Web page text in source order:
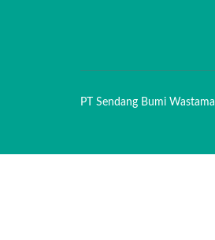
PT Sendang Bumi Wastama